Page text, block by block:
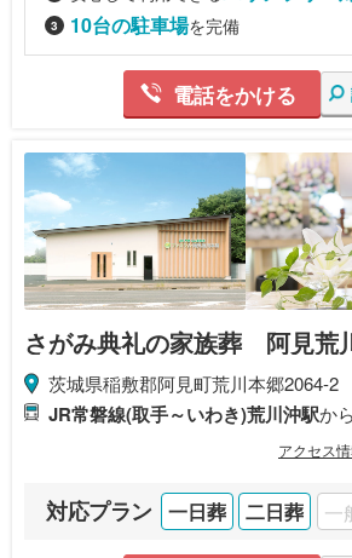
10台の駐車場を完備
電話をかける
さがみ典礼の家族葬 阿見荒
茨城県稲敷郡阿見町荒川本郷2064-2
JR常磐線(取手～いわき)荒川沖駅から
アクセス
対応プラン 一日葬 二日葬 一